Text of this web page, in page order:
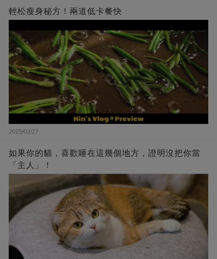
輕松瘦身秘方！兩道低卡餐快
2025/02/27
如果你的貓，喜歡睡在這幾個地方，證明沒把你當
「主人」！